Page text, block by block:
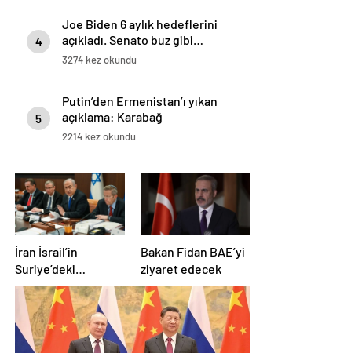
4
Joe Biden 6 aylık hedeflerini
açıkladı. Senato buz gibi…
3274 kez okundu
5
Putin’den Ermenistan’ı yıkan
açıklama: Karabağ
Azerbaycan’ın ayrılmaz bir
2214 kez okundu
İran İsrail’in
Suriye’deki
saldırılarını kınadı
Bakan Fidan BAE’yi
ziyaret edecek